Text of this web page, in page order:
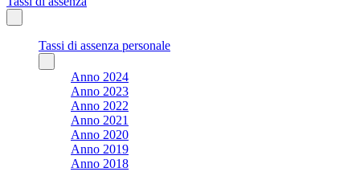
Tassi di assenza personale
Anno 2024
Anno 2023
Anno 2022
Anno 2021
Anno 2020
Anno 2019
Anno 2018